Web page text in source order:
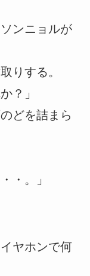
ンニョルが
りする。
？」
どを詰まら
・。」
ヤホンで何